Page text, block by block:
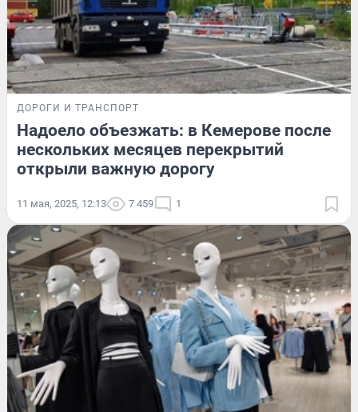
ДОРОГИ И ТРАНСПОРТ
Надоело объезжать: в Кемерове после
нескольких месяцев перекрытий
открыли важную дорогу
11 мая, 2025, 12:13 7 459 1